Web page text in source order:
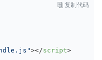
 复制代码
></script>